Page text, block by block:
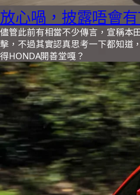
放心喎，披露唔會有
儘管此前有相當不少傳言，宣稱本
擊，不過其實認真思考一下都知道
得HONDA開善堂嘎？